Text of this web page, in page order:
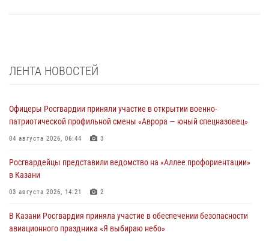
ЛЕНТА НОВОСТЕЙ
Офицеры Росгвардии приняли участие в открытии военно-
патриотической профильной смены «Аврора — юный спецназовец»
04 августа 2026, 06:44 3
Росгвардейцы представили ведомство на «Аллее профориентации»
в Казани
03 августа 2026, 14:21 2
В Казани Росгвардия приняла участие в обеспечении безопасности
авиационного праздника «Я выбираю небо»